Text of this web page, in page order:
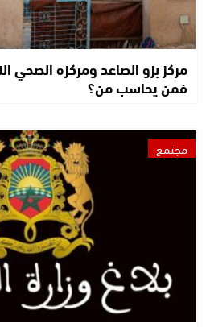
مركز بزو الصاعد ومركزه الصحي
فمن يحاسب من؟
مجتمع